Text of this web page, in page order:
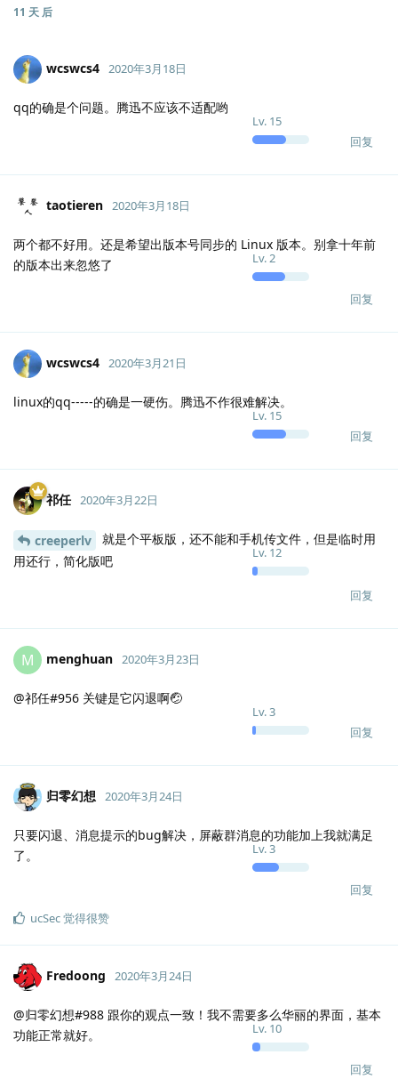
11 天后
wcswcs4
Lv. 15
2020年3月18日
qq的确是个问题。腾迅不应该不适配哟
回复
taotieren
Lv.2
2020年3月18日
两个都不好用。还是希望出版本号同步的 Linux 版本。别拿十年前
的版本出来忽悠了
回复
wcswcs4
Lv. 15
2020年3月21日
linux的qq-----的确是一硬伤。腾迅不作很难解决。
回复
祁任
Lv. 12
2020年3月22日
creeperlv
就是个平板版，还不能和手机传文件，但是临时用
用还行，简化版吧
回复
M menghuan
Lv.3
2020年3月23日
@祁任#956 关键是它闪退啊🤕
回复
归零幻想
Lv.3
2020年3月24日
只要闪退、消息提示的bug解决，屏蔽群消息的功能加上我就满足
了。
回复
ucSec觉得很赞
Fredoong
Lv. 10
2020年3月24日
@归零幻想#988 跟你的观点一致！我不需要多么华丽的界面，基本
功能正常就好。
回复